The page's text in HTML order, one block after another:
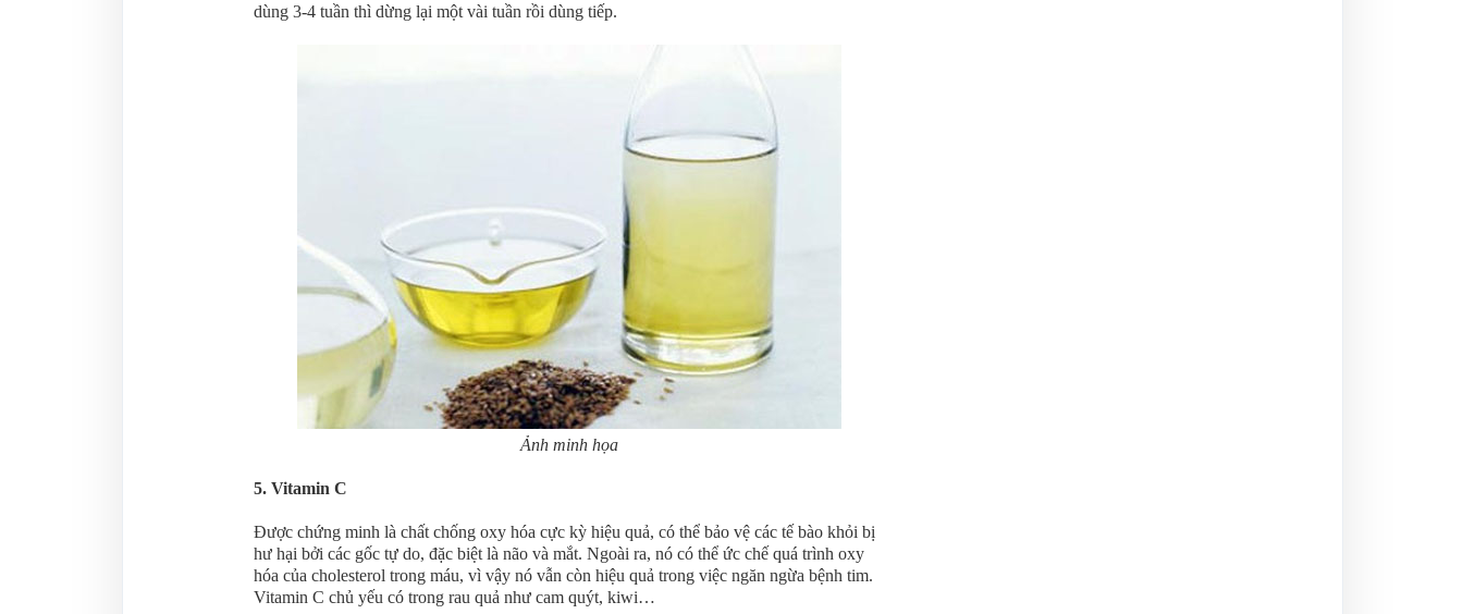
dùng 3-4 tuần thì dừng lại một vài tuần rồi dùng tiếp.
Ảnh minh họa
5. Vitamin C
Được chứng minh là chất chống oxy hóa cực kỳ hiệu quả, có thể bảo vệ các tế bào khỏi bị
hư hại bởi các gốc tự do, đặc biệt là não và mắt. Ngoài ra, nó có thể ức chế quá trình oxy
hóa của cholesterol trong máu, vì vậy nó vẫn còn hiệu quả trong việc ngăn ngừa bệnh tim.
Vitamin C chủ yếu có trong rau quả như cam quýt, kiwi…